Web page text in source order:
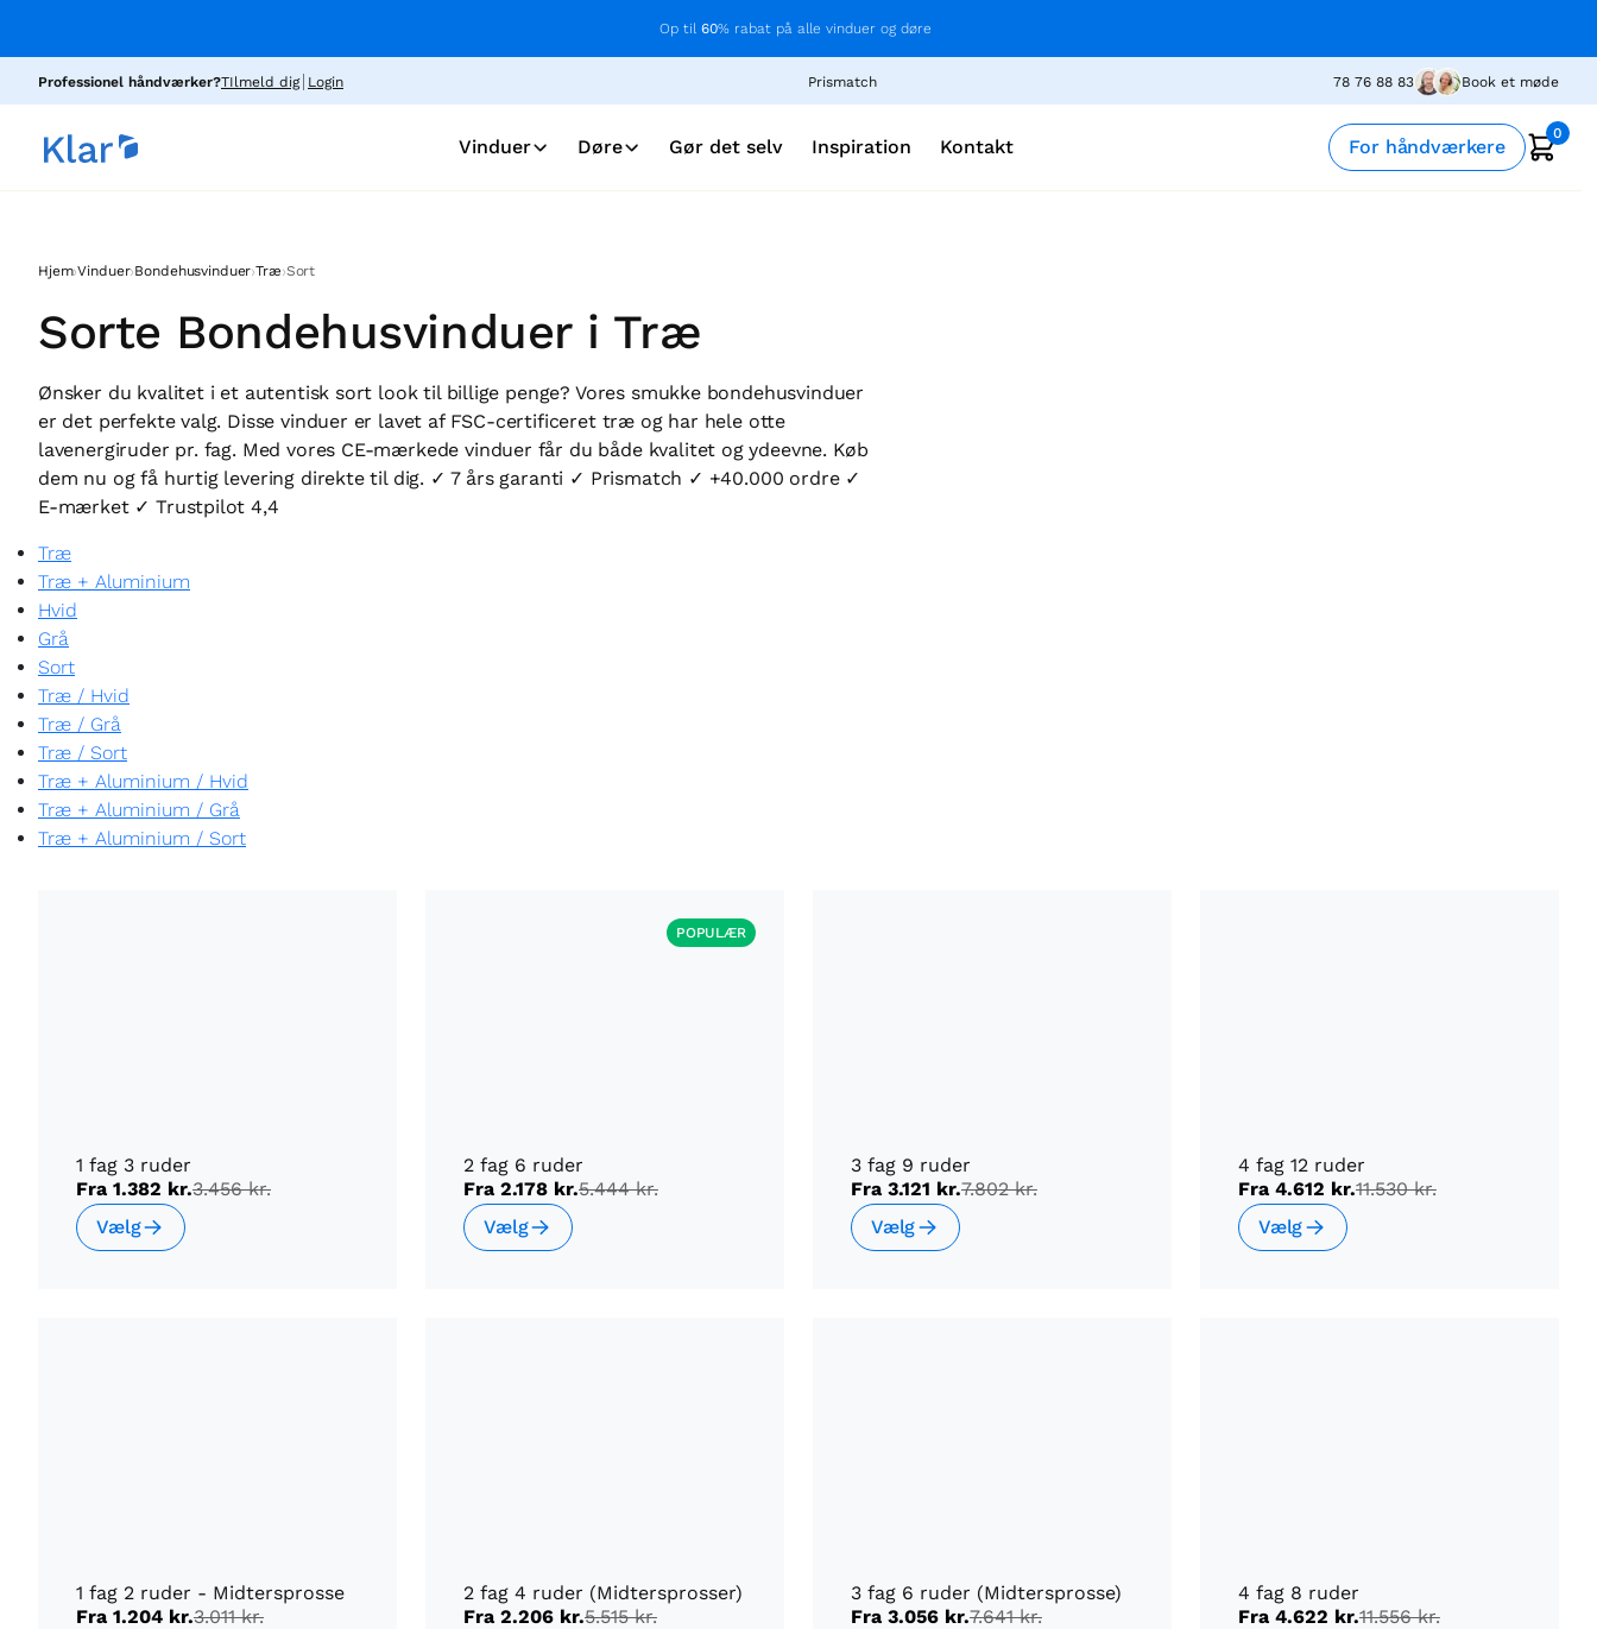
Op til 60% rabat på alle vinduer og døre
Professionel håndværker?TIlmeld dig Login Prismatch 78 76 88 83 Book et møde
Vinduer Døre Gør det selv Inspiration Kontakt For håndværkere
0
Hjem›Vinduer›Bondehusvinduer›Træ›Sort
Sorte Bondehusvinduer i Træ
Ønsker du kvalitet i et autentisk sort look til billige penge? Vores smukke bondehusvinduer
er det perfekte valg. Disse vinduer er lavet af FSC-certificeret træ og har hele otte
lavenergiruder pr. fag. Med vores CE-mærkede vinduer får du både kvalitet og ydeevne. Køb
dem nu og få hurtig levering direkte til dig. ✓ 7 års garanti ✓ Prismatch ✓ +40.000 ordre ✓
E-mærket ✓ Trustpilot 4,4
Træ
Træ + Aluminium
Hvid
Grå
Sort
Træ / Hvid
Træ / Grå
Træ / Sort
Træ + Aluminium / Hvid
Træ + Aluminium / Grå
Træ + Aluminium / Sort
1 fag 3 ruder
Fra 1.382 kr.3.456 kr.
Vælg
POPULÆR
2 fag 6 ruder
Fra 2.178 kr.5.444 kr.
Vælg
3 fag 9 ruder
Fra 3.121 kr.7.802 kr.
Vælg
4 fag 12 ruder
Fra 4.612 kr.11.530 kr.
Vælg
1 fag 2 ruder - Midtersprosse
Fra 1.204 kr.3.011 kr.
2 fag 4 ruder (Midtersprosser)
Fra 2.206 kr.5.515 kr.
3 fag 6 ruder (Midtersprosse)
Fra 3.056 kr.7.641 kr.
4 fag 8 ruder
Fra 4.622 kr.11.556 kr.